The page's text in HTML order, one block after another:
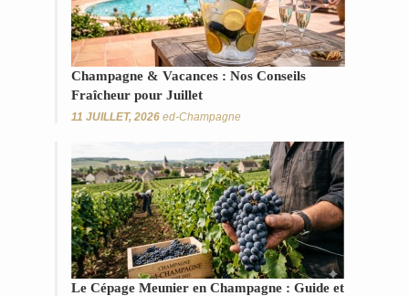
Champagne & Vacances : Nos Conseils
Fraîcheur pour Juillet
11 JUILLET, 2026 ed-Champagne
Le Cépage Meunier en Champagne : Guide et